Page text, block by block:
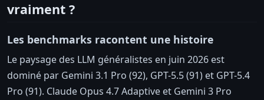
vraiment ?
Les benchmarks racontent une histoire
Le paysage des LLM généralistes en juin 2026 est
dominé par Gemini 3.1 Pro (92), GPT-5.5 (91) et GPT-5.4
Pro (91). Claude Opus 4.7 Adaptive et Gemini 3 Pro